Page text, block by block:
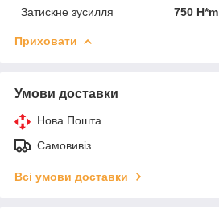
Затискне зусилля 750 H*m
Приховати
Умови доставки
Нова Пошта
Самовивіз
Всі умови доставки